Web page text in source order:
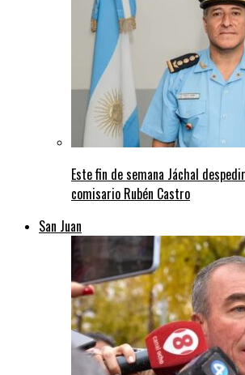
Este fin de semana Jáchal
comisario Rubén Castro
San Juan